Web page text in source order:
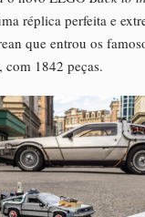
réplica perfeita e
que entrou os
com 1842 peças.